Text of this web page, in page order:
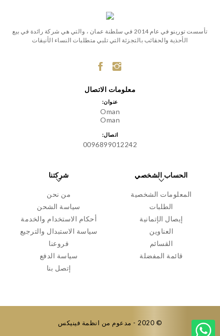
تأسست تورينو في عام 2014 في سلطنة عمان ، والتي هي شركة رائدة في بيع
الأحذية والحقائب بالتجزئة التي تلبي متطلبات النساء الأنيقات
معلومات الاتصال
عنوان:
Oman
Oman
اتصال:
0096899012242
الحساب الشخصي
المعلومات الشخصية
الطلبات
إيصال الإتمانية
العناوين
القسائم
قائمة المفضلة
شركتنا
من نحن
سياسة الشحن
أحكام الاستخدام والخدمة
سياسة الاستبدال والترجيع
فروعنا
سياسة الدفع
إتصل بنا
© 2020 - مدعوم من انظمة فينيكس